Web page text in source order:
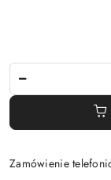
Zamówienie